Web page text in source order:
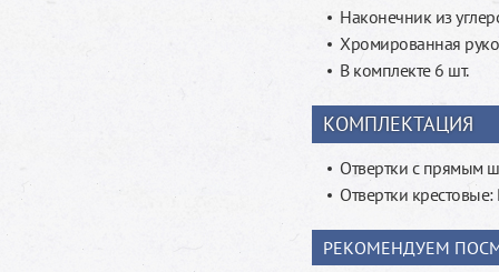
Наконечник из
Хромированная
В комплекте 6 шт.
КОМПЛЕКТАЦИЯ
Отвертки с прямым
Отвертки крестовые:
РЕКОМЕНДУЕМ